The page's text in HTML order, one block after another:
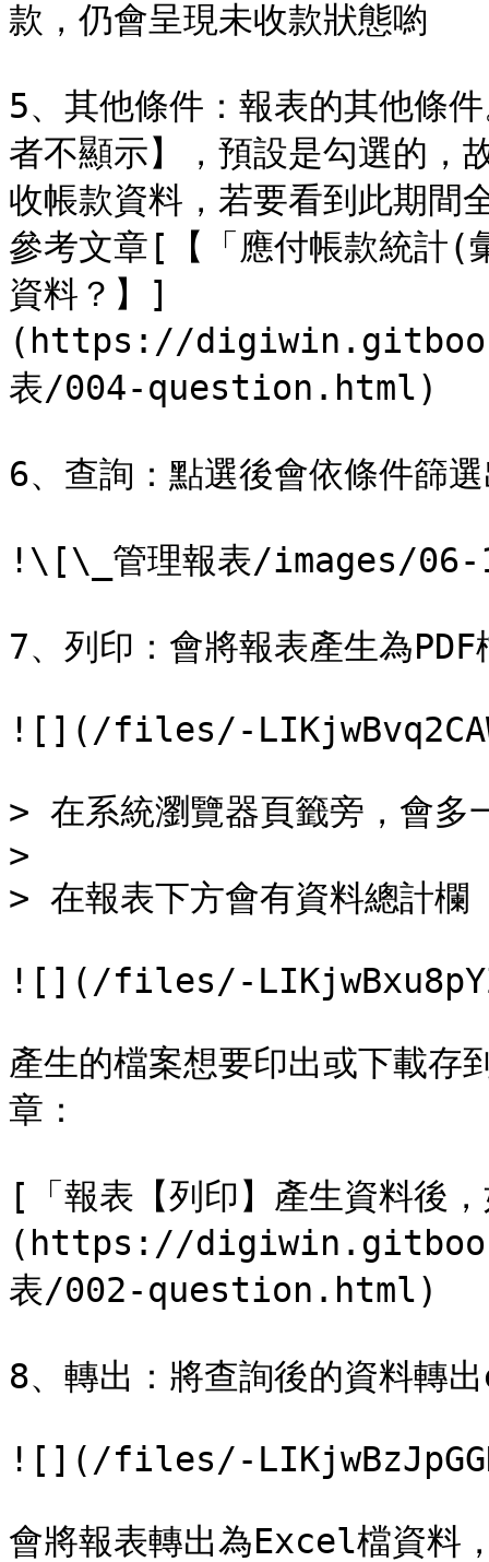
款，仍會呈現未收款狀態喲
5、其他條件：報表的其他條
者不顯示】，預設是勾選的，
收帳款資料，若要看到此期間
參考文章[【「應付帳款統計(
資料？】]
(https://
表/004-question.html)
6、查詢：點選後會依條件篩
!\[\_管理報表/images/
7、列印：會將報表產生為
![](/files/-
> 在系統瀏覽器頁籤旁，會多
>
> 在報表下方會有資料總計欄
![](/files/-
產生的檔案想要印出或下載存
章：
[「報表【列印】產生資料後
(https://
表/002-question.html)
8、轉出：將查詢後的資料轉
![](/files/-
會將報表轉出為Excel檔資料